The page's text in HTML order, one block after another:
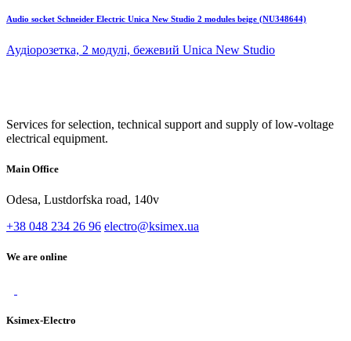
Audio socket Schneider Electric Unica New Studio 2 modules beige (NU348644)
Аудіорозетка, 2 модулі, бежевий Unica New Studio
Services for selection, technical support and supply of low-voltage
electrical equipment.
Main Office
Odesa, Lustdorfska road, 140v
+38 048 234 26 96 electro@ksimex.ua
We are online
Ksimex-Electro